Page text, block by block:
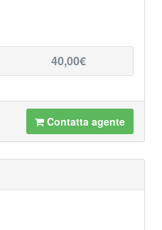
40,00€
Contatta agente